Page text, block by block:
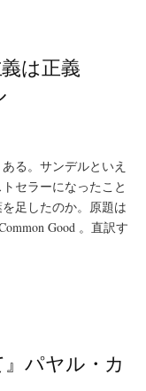
は正義
る。サンデルといえ
セラーになったこと
足したのか。原題は
Good 。直訳す
パヤル・カ